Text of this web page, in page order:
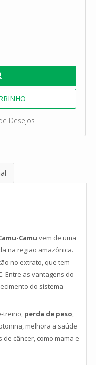
Desejos
Camu vem de uma
na região amazônica.
no extrato, que tem
. Entre as vantagens do
do sistema
treino, perda de peso
melhora a saúde
câncer, como mama e